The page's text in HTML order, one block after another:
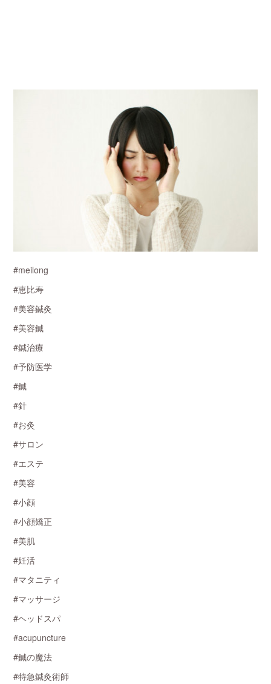
#meilong
#恵比寿
#美容鍼灸
#美容鍼
#鍼治療
#予防医学
#鍼
#針
#お灸
#サロン
#エステ
#美容
#小顔
#小顔矯正
#美肌
#妊活
#マタニティ
#マッサージ
#ヘッドスパ
#acupuncture
#鍼の魔法
#特急鍼灸術師